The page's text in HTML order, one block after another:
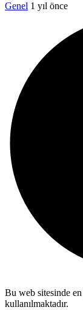
Genel 1 yıl önce
Bu web sitesinde
kullanılmaktadır.